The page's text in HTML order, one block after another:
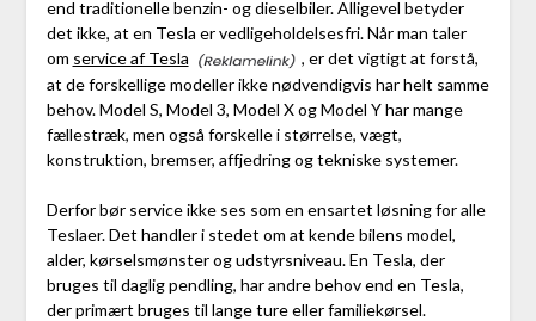
end traditionelle benzin- og dieselbiler. Alligevel betyder
det ikke, at en Tesla er vedligeholdelsesfri. Når man taler
om service af Tesla
, er det vigtigt at forstå,
at de forskellige modeller ikke nødvendigvis har helt samme
behov. Model S, Model 3, Model X og Model Y har mange
fællestræk, men også forskelle i størrelse, vægt,
konstruktion, bremser, affjedring og tekniske systemer.
Derfor bør service ikke ses som en ensartet løsning for alle
Teslaer. Det handler i stedet om at kende bilens model,
alder, kørselsmønster og udstyrsniveau. En Tesla, der
bruges til daglig pendling, har andre behov end en Tesla,
der primært bruges til lange ture eller familiekørsel.